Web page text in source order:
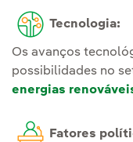
Tecnologia:
Os avanços
possibilidades no
energias
Fatores